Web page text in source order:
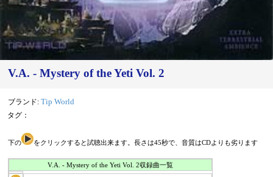
V.A. - Mystery of the Yeti Vol. 2
ブランド: Tip World
タグ：
下の をクリックすると試聴出来ます。長さは45秒で、音質はCDよりも劣ります
V.A. - Mystery of the Yeti Vol. 2収録曲一覧